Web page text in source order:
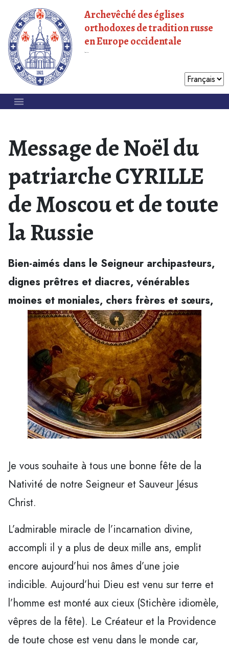
Archevêché des églises
orthodoxes de tradition russe
en Europe occidentale
Message de Noël du
patriarche CYRILLE
de Moscou et de toute
la Russie
Bien-aimés dans le Seigneur archipasteurs,
dignes prêtres et diacres, vénérables
moines et moniales, chers frères et sœurs,
Je vous souhaite à tous une bonne fête de la
Nativité de notre Seigneur et Sauveur Jésus
Christ.
L’admirable miracle de l’incarnation divine,
accompli il y a plus de deux mille ans, emplit
encore aujourd’hui nos âmes d’une joie
indicible. Aujourd’hui Dieu est venu sur terre et
l’homme est monté aux cieux (Stichère idiomèle,
vêpres de la fête). Le Créateur et la Providence
de toute chose est venu dans le monde car,